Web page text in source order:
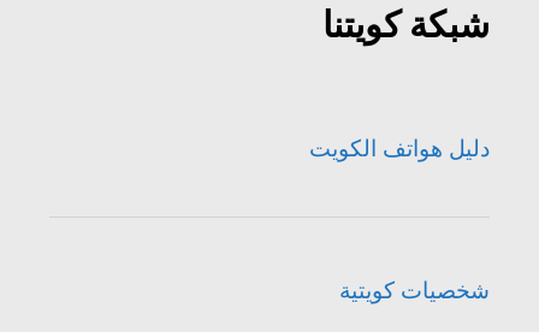
شبكة كويتنا
دليل هواتف الكويت
شخصيات كويتية